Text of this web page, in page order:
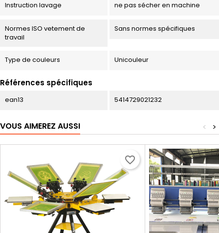
Instruction lavage ne pas sécher en machine
Normes ISO vetement de
travail
Sans normes spécifiques
Type de couleurs Unicouleur
Références spécifiques
ean13 5414729021232
VOUS AIMEREZ AUSSI >
<
favorite_border